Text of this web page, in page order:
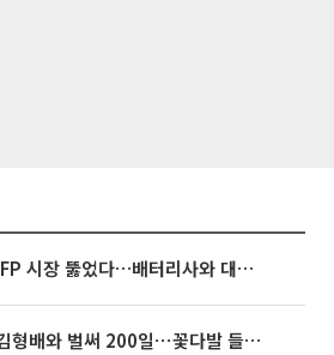
포스코퓨처엠, LFP 시장 뚫었다…배터리사와 대규모 장기 공급 합의
아옳이, 한의사 김형배와 벌써 200일⋯꽃다발 들고 "프러포즈 아냐"